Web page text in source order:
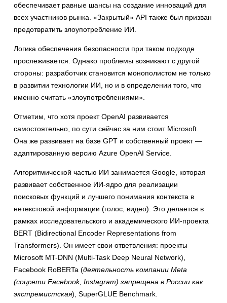
обеспечивает равные шансы на создание инноваций для
всех участников рынка. «Закрытый» API также был призван
предотвратить злоупотребление ИИ.
Логика обеспечения безопасности при таком подходе
прослеживается. Однако проблемы возникают с другой
стороны: разработчик становится монополистом не только
в развитии технологии ИИ, но и в определении того, что
именно считать «злоупотреблениями».
Отметим, что хотя проект OpenAI развивается
самостоятельно, по сути сейчас за ним стоит Microsoft.
Она же развивает на базе GPT и собственный проект —
адаптированную версию Azure OpenAI Service.
Алгоритмической частью ИИ занимается Google, которая
развивает собственное ИИ-ядро для реализации
поисковых функций и лучшего понимания контекста в
нетекстовой информации (голос, видео). Это делается в
рамках исследовательского и академического ИИ-проекта
BERT (Bidirectional Encoder Representations from
Transformers). Он имеет свои ответвления: проекты
Microsoft MT-DNN (Multi-Task Deep Neural Network),
Facebook RoBERTa (деятельность компании Meta
(соцсети Facebook, Instagram) запрещена в России как
экстремистская), SuperGLUE Benchmark.